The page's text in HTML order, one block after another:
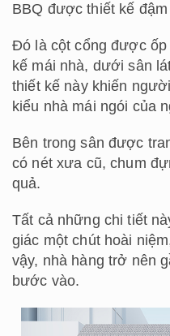
BBQ được thiết kế
Đó là cột cổng được
kế mái nhà, dưới sân
thiết kế này khiến
kiểu nhà mái ngói của
Bên trong sân được
có nét xưa cũ, chum
quả.
Tất cả những chi tiết
giác một chút hoài
vậy, nhà hàng trở nên
bước vào.